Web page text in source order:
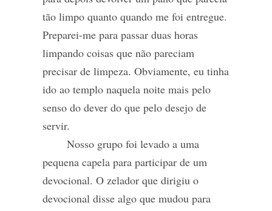
tão limpo quanto quando me foi entregue.
Preparei-me para passar duas horas
limpando coisas que não pareciam
precisar de limpeza. Obviamente, eu tinha
ido ao templo naquela noite mais pelo
senso do dever do que pelo desejo de
servir.
Nosso grupo foi levado a uma
pequena capela para participar de um
devocional. O zelador que dirigiu o
devocional disse algo que mudou para